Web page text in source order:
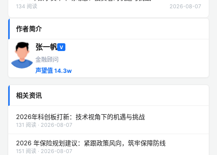
134 阅读 2026-08-07
作者简介
张一帆 V
金融顾问
声望值 14.3w
相关资讯
2026年科创板打新：技术视角下的机遇与挑战
131 阅读 · 2026-08-07
2026 年保险规划建议：紧跟政策风向，筑牢保障防线
151 阅读 · 2026-08-07